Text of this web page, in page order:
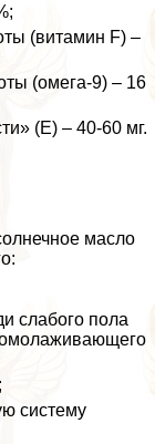
(витамин F) –
(омега-9) – 16
(Е) – 40-60 мг.
масло
слабого пола
омолаживающего
систему